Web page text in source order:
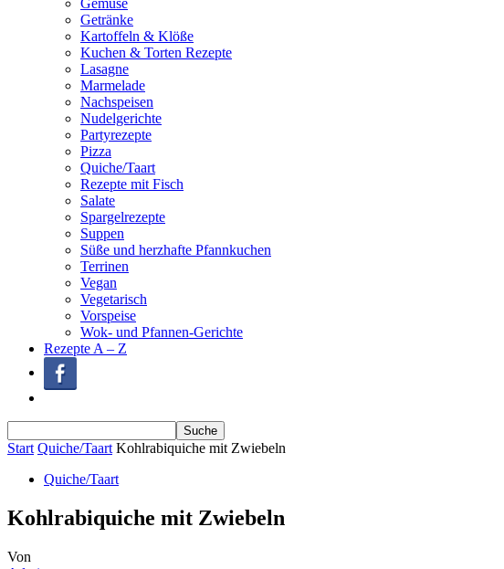
Gemüse
Getränke
Kartoffeln & Klöße
Kuchen & Torten Rezepte
Lasagne
Marmelade
Nachspeisen
Nudelgerichte
Partyrezepte
Pizza
Quiche/Taart
Rezepte mit Fisch
Salate
Spargelrezepte
Suppen
Süße und herzhafte Pfannkuchen
Terrinen
Vegan
Vegetarisch
Vorspeise
Wok- und Pfannen-Gerichte
Rezepte A – Z
Start Quiche/Taart Kohlrabiquiche mit Zwiebeln
Quiche/Taart
Kohlrabiquiche mit Zwiebeln
Von